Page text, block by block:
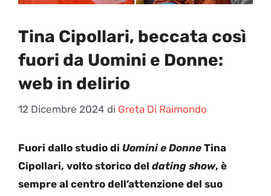
Tina Cipollari, beccata così
fuori da Uomini e Donne:
web in delirio
12 Dicembre 2024 di Greta Di Raimondo
Fuori dallo studio di Uomini e Donne Tina
Cipollari, volto storico del dating show, è
sempre al centro dell’attenzione del suo